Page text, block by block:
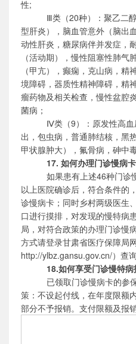
性;
Ⅲ类 （20种） ： 聚乙二
型肝炎），脑血管意外（脑出
动性肝炎，糖尿病伴并发症，
（活动期），慢性阻塞性肺
（甲亢），癫痫，克山病，精
境障碍，器质性精神障碍，精
瘤药物及相关检查，慢性盆腔
菌病；
Ⅳ类（9）： 原发性高
出，包虫病， 普通肺结核 ， 黑
甲状腺肿大），氟骨病， 砷中
17. 如何办理门诊慢病
如果患有上述46种门诊
以上医院确诊后，符合条件的
诊慢病卡；同时乡村两级医生
口进行摸排，对发现的慢特病
局， 对符合政策的办理门诊慢
方式请登录甘肃省医疗保障局
http://ylbz.gansu.gov.cn/）查询
18.如何享受门诊慢特病
已领取门诊慢病卡的参
策：不设起付线，在年度限额
部分不予报销。支付限额及报